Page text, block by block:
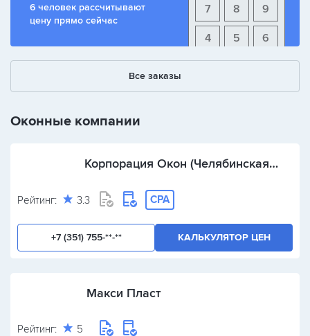
6 человек рассчитывают
цену прямо сейчас
9
8
7
6
5
4
+ - /
Все заказы
Оконные компании
Корпорация Окон (Челябинская
Рейтинг: 3.3 CPA
+7 (351) 755-**-** КАЛЬКУЛЯТОР ЦЕН
Макси Пласт
Рейтинг: 5